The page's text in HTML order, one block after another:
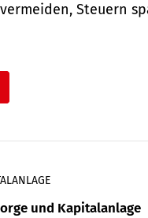
Steuern
und Kapitalanlage